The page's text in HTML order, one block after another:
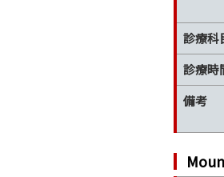
診療科
診療時
備考